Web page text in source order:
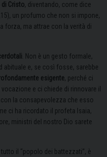
Cristo, diventando, come dice
un profumo che non si impone,
forza, ma attrae con la verità di
. Non è un gesto formale,
abituale e, se così fosse, sarebbe
esigente, perché ci
e ci chiede di rinnovare il
la consapevolezza che esso
ci ha ricordato il profeta Isaia,
ministri del nostro Dio sarete
il “popolo dei battezzati”, è